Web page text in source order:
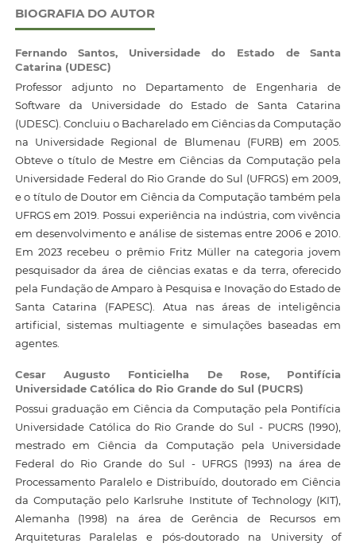
BIOGRAFIA DO AUTOR
Fernando Santos, Universidade do Estado de Santa
Catarina (UDESC)
Professor adjunto no Departamento de Engenharia de
Software da Universidade do Estado de Santa Catarina
(UDESC). Concluiu o Bacharelado em Ciências da Computação
na Universidade Regional de Blumenau (FURB) em 2005.
Obteve o título de Mestre em Ciências da Computação pela
Universidade Federal do Rio Grande do Sul (UFRGS) em 2009,
e o título de Doutor em Ciência da Computação também pela
UFRGS em 2019. Possui experiência na indústria, com vivência
em desenvolvimento e análise de sistemas entre 2006 e 2010.
Em 2023 recebeu o prêmio Fritz Müller na categoria jovem
pesquisador da área de ciências exatas e da terra, oferecido
pela Fundação de Amparo à Pesquisa e Inovação do Estado de
Santa Catarina (FAPESC). Atua nas áreas de inteligência
artificial, sistemas multiagente e simulações baseadas em
agentes.
Cesar Augusto Fonticielha De Rose, Pontifícia
Universidade Católica do Rio Grande do Sul (PUCRS)
Possui graduação em Ciência da Computação pela Pontifícia
Universidade Católica do Rio Grande do Sul - PUCRS (1990),
mestrado em Ciência da Computação pela Universidade
Federal do Rio Grande do Sul - UFRGS (1993) na área de
Processamento Paralelo e Distribuído, doutorado em Ciência
da Computação pelo Karlsruhe Institute of Technology (KIT),
Alemanha (1998) na área de Gerência de Recursos em
Arquiteturas Paralelas e pós-doutorado na University of